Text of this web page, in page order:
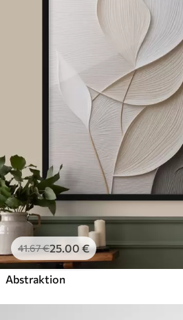
41.67€25.00 €
Abstraktion